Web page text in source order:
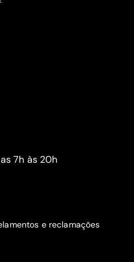
7h às 20h
e reclamações